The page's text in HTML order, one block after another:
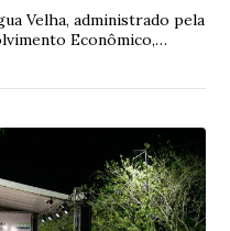
Velha, administrado pela
Econômico,